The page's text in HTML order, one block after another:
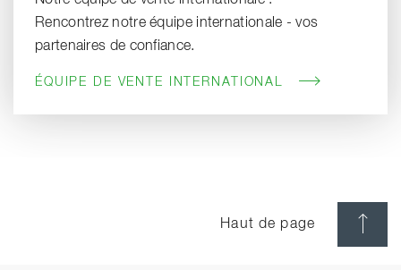
Rencontrez notre équipe internationale - vos
partenaires de confiance.
ÉQUIPE DE VENTE INTERNATIONAL
Haut de page